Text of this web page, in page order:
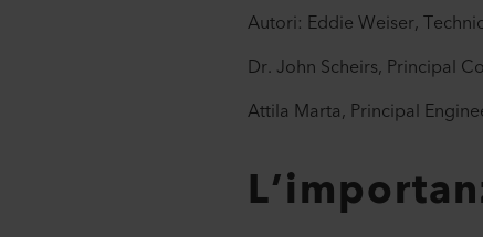
Autori: Eddie Weiser,
Dr. John Scheirs, Principal
Attila Marta, Principal